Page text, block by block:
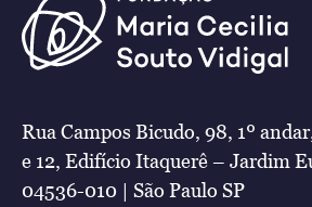
Rua Campos Bicudo, 98, 1º
e 12, Edifício Itaquerê – Jardim
04536-010 | São Paulo SP